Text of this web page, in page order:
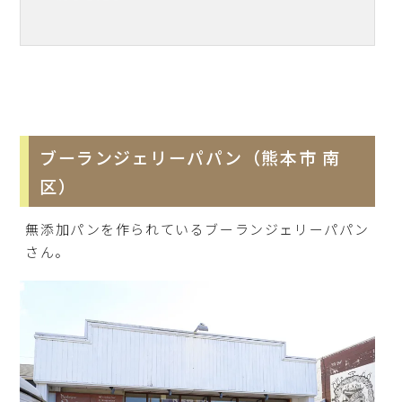
ブーランジェリーパパン（熊本市 南
区）
無添加パンを作られているブーランジェリーパパン
さん。